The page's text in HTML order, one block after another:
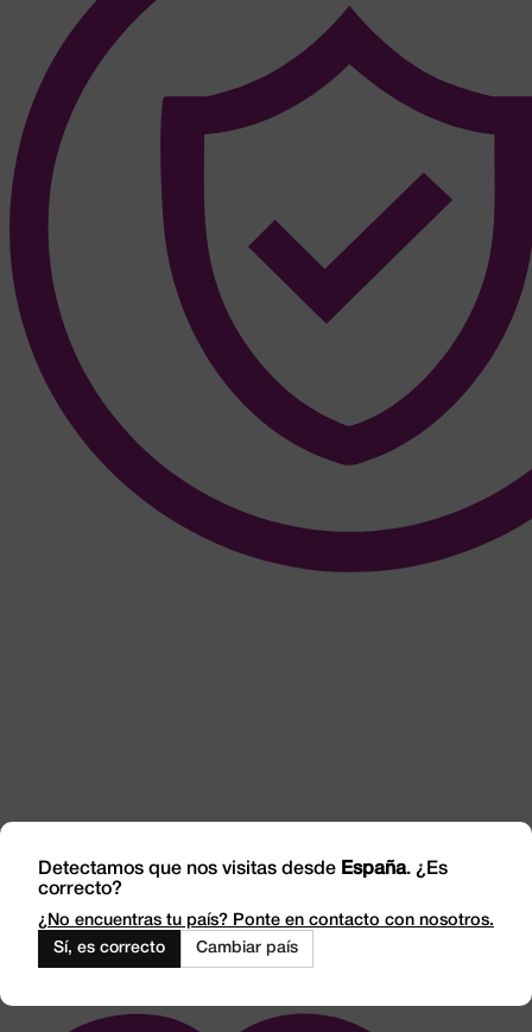
Integridad y
Transparencia
Detectamos que nos visitas desde España. ¿Es
correcto?
¿No encuentras tu país? Ponte en contacto con nosotros.
Sí, es correcto
Cambiar país